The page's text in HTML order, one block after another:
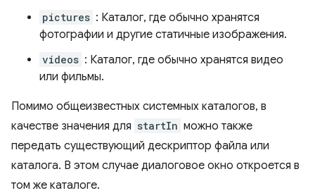
pictures : Каталог, где обычно хранятся
фотографии и другие статичные изображения.
videos : Каталог, где обычно хранятся видео
или фильмы.
Помимо общеизвестных системных каталогов, в
качестве значения для startIn можно также
передать существующий дескриптор файла или
каталога. В этом случае диалоговое окно откроется в
том же каталоге.